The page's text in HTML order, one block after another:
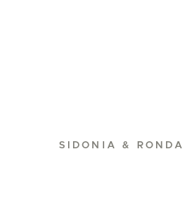
SIDONIA & RONDA